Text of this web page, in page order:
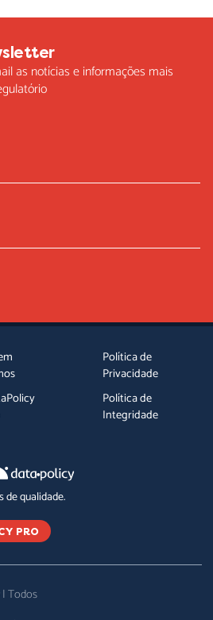
as notícias e informações mais
Política de
Privacidade
Política de
Integridade
de qualidade.
PRO
Todos